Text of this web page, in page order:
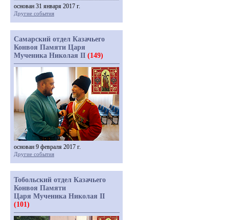
основан 31 января 2017 г.
Другие события
Самарский отдел Казачьего
Конвоя Памяти Царя
Мученика Николая II (149)
основан 9 февраля 2017 г.
Другие события
Тобольский отдел Казачьего
Конвоя Памяти
Царя Мученика Николая II
(101)